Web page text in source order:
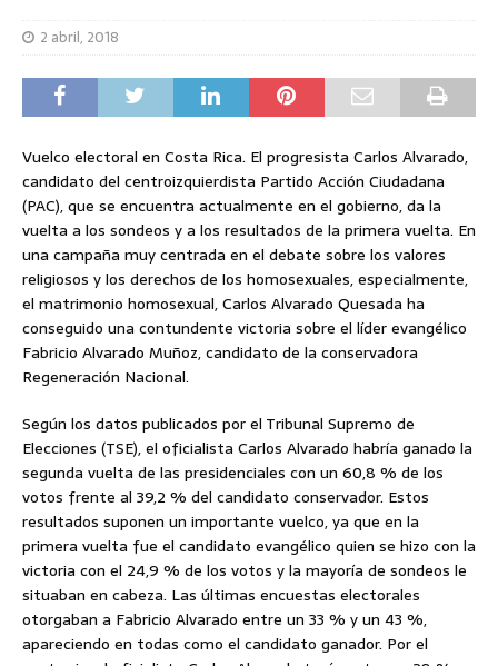
2 abril, 2018
Vuelco electoral en Costa Rica. El progresista Carlos Alvarado,
candidato del centroizquierdista Partido Acción Ciudadana
(PAC), que se encuentra actualmente en el gobierno, da la
vuelta a los sondeos y a los resultados de la primera vuelta. En
una campaña muy centrada en el debate sobre los valores
religiosos y los derechos de los homosexuales, especialmente,
el matrimonio homosexual, Carlos Alvarado Quesada ha
conseguido una contundente victoria sobre el líder evangélico
Fabricio Alvarado Muñoz, candidato de la conservadora
Regeneración Nacional.
Según los datos publicados por el Tribunal Supremo de
Elecciones (TSE), el oficialista Carlos Alvarado habría ganado la
segunda vuelta de las presidenciales con un 60,8 % de los
votos frente al 39,2 % del candidato conservador. Estos
resultados suponen un importante vuelco, ya que en la
primera vuelta fue el candidato evangélico quien se hizo con la
victoria con el 24,9 % de los votos y la mayoría de sondeos le
situaban en cabeza. Las últimas encuestas electorales
otorgaban a Fabricio Alvarado entre un 33 % y un 43 %,
apareciendo en todas como el candidato ganador. Por el